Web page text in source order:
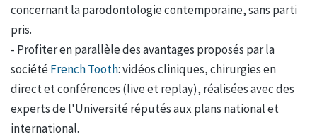
concernant la parodontologie contemporaine, sans parti
pris.
- Profiter en parallèle des avantages proposés par la
sociétéFrench Tooth: vidéos cliniques, chirurgies en
direct et conférences (live et replay), réalisées avec des
experts de l'Université réputés aux plans national et
international.